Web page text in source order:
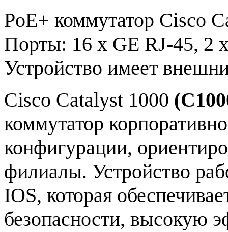
PoE+ коммутатор Cisco
Порты: 16 x GE RJ-45, 2
Устройство имеет
Cisco Catalyst 1000
коммутатор
конфигурации,
филиалы. Устройство
IOS, которая
безопасности, высокую